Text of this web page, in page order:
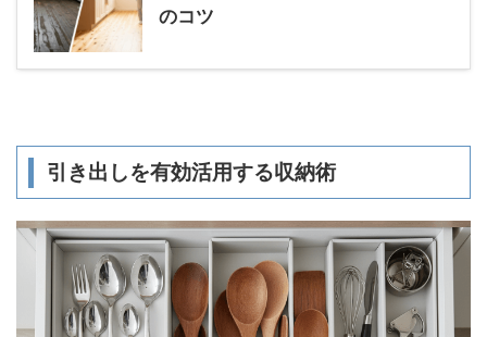
のコツ
引き出しを有効活用する収納術